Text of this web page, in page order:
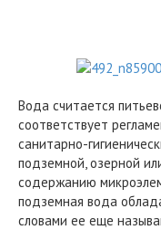
Вода считается
соответствует
санитарно-
подземной, озерной
содержанию
подземная вода
словами ее еще